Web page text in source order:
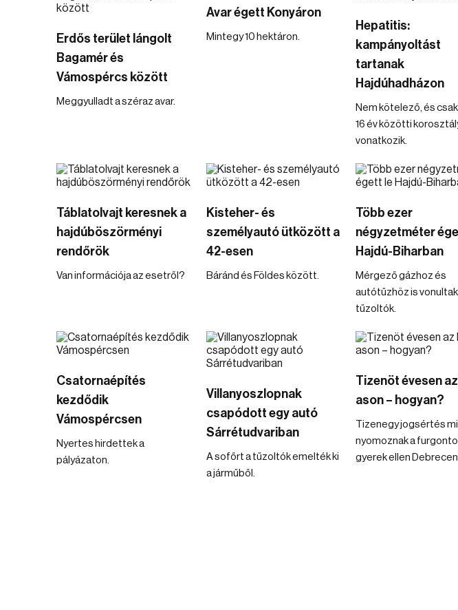
Erdős terület lángolt
Bagamér és
Vámospércs között
Meggyulladt a széraz avar.
Avar égett Konyáron
Mintegy 10 hektáron.
Hepatitis:
kampányoltást
tartanak
Hajdúhadházon
Nem kötelező, és csak
16 év közötti
vonatkozik.
Táblatolvajt keresnek a
hajdúböszörményi
rendőrök
Van információja az esetről?
Kisteher- és
személyautó ütközött a
42-esen
Báránd és Földes között.
Több ezer
négyzetméter
Hajdú-Biharban
Mérgező gázhoz és
autótűzhöz is vonultak
tűzoltók.
Csatornaépítés
kezdődik
Vámospércsen
Nyertes hirdettek a
pályázaton.
Villanyoszlopnak
csapódott egy autó
Sárrétudvariban
A sofőrt a tűzoltók emelték ki
a járműből.
Tizenöt évesen
ason – hogyan?
Tizenegy jogsértés
nyomoznak a
gyerek ellen